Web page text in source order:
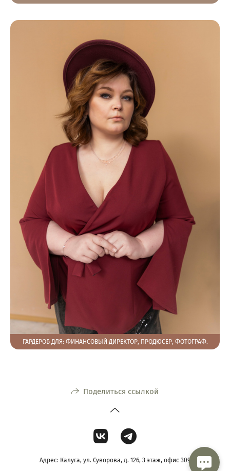
ГАРДЕРОБ ДЛЯ: ФИНАНСОВЫЙ ДИРЕКТОР, ПРОДЮСЕР, ФОТОГРАФ.
Поделиться ссылкой
Адрес: Калуга, ул. Суворова, д. 126, 3 этаж, офис 309